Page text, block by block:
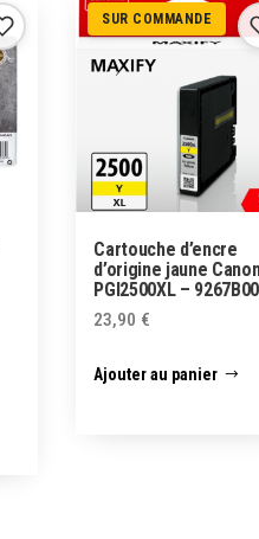
SUR COMMANDE
Cartouche d’encre
d’origine jaune
PGI2500XL –
23,90 €
Ajouter au panier